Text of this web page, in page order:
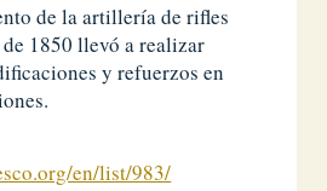
de la artillería de rifles
1850 llevó a realizar
y refuerzos en
en/list/983/